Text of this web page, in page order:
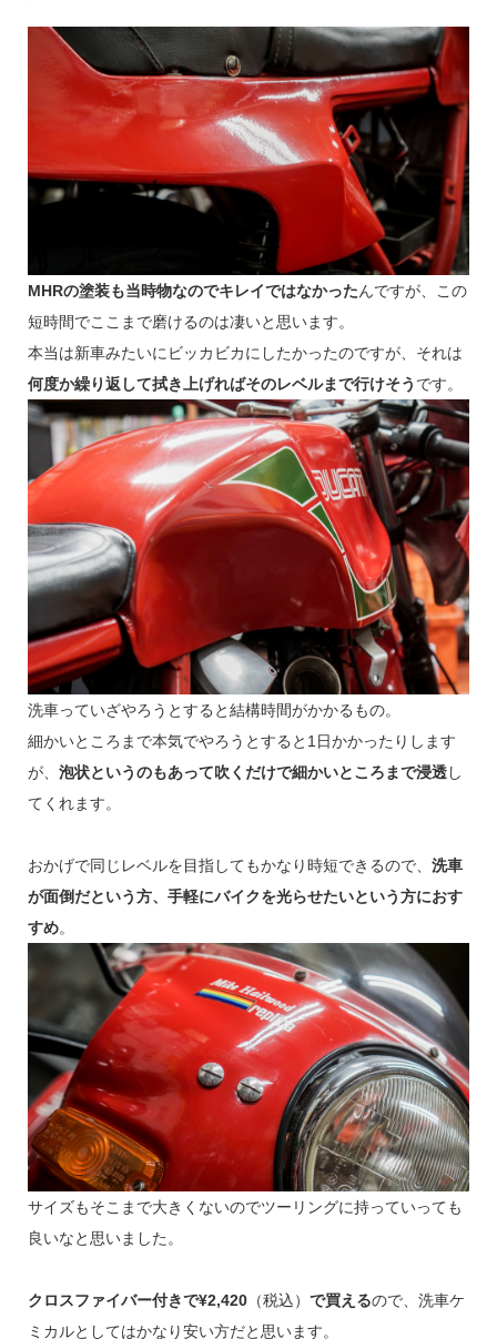
MHRの塗装も当時物なのでキレイではなかったんですが、この
短時間でここまで磨けるのは凄いと思います。
本当は新車みたいにビッカビカにしたかったのですが、それは
何度か繰り返して拭き上げればそのレベルまで行けそう です。
洗車っていざやろうとすると結構時間がかかるもの。
細かいところまで本気でやろうとすると1日かかったりします
が、 泡状というのもあって吹くだけで細かいところまで浸透し
てくれます。
おかげで同じレベルを目指してもかなり時短できるので、 洗車
が面倒だという方、手軽にバイクを光らせたいという方におす
すめ。
サイズもそこまで大きくないのでツーリングに持っていっても
良いなと思いました。
クロスファイバー付きで¥2,420（税込） で買えるので、洗車ケ
ミカルとしてはかなり安い方だと思います。